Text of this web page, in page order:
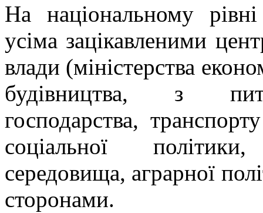
На національному
усіма зацікавленими
влади (міністерства
будівництва, з
господарства,
соціальної
середовища, аграрної
сторонами.